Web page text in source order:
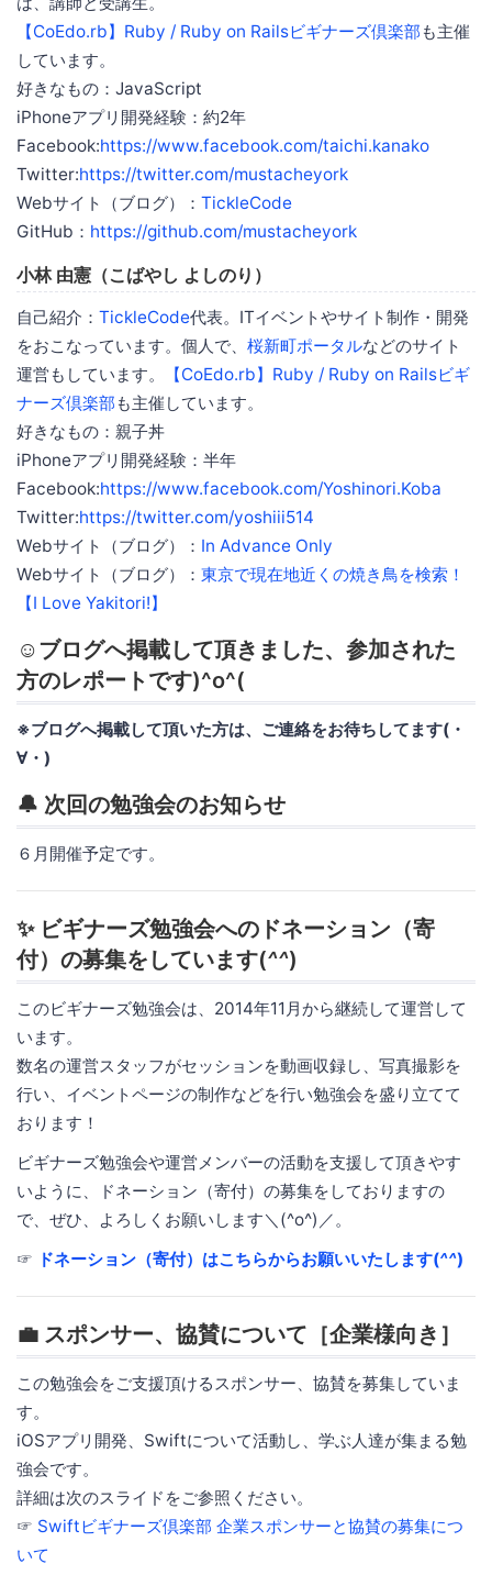
【CoEdo.rb】Ruby / Ruby on Railsビギナーズ倶楽部 も主催
しています。
好きなもの：JavaScript
iPhoneアプリ開発経験：約2年
Facebook:https://www.facebook.com/taichi.kanako
Twitter:https://twitter.com/mustacheyork
Webサイト（ブログ）： TickleCode
GitHub： https://github.com/mustacheyork
小林 由憲（こばやし よしのり）
自己紹介： TickleCode代表。ITイベントやサイト制作・開発
をおこなっています。個人で、 桜新町ポータルなどのサイト
運営もしています。
【CoEdo.rb】Ruby / Ruby on Railsビギ
ナーズ倶楽部 も主催しています。
好きなもの：親子丼
iPhoneアプリ開発経験：半年
Facebook:https://www.facebook.com/Yoshinori.Koba
Twitter:https://twitter.com/yoshiii514
Webサイト（ブログ）： In Advance Only
Webサイト（ブログ）： 東京で現在地近くの焼き鳥を検索！
【I Love Yakitori!】
☺️ブログへ掲載して頂きました、参加された
方のレポートです)^o^(
※ブログへ掲載して頂いた方は、ご連絡をお待ちしてます(・
∀・)
🔔 次回の勉強会のお知らせ
６月開催予定です。
✨ ビギナーズ勉強会へのドネーション（寄
付）の募集をしています(^^)
このビギナーズ勉強会は、2014年11月から継続して運営して
います。
数名の運営スタッフがセッションを動画収録し、写真撮影を
行い、イベントページの制作などを行い勉強会を盛り立てて
おります！
ビギナーズ勉強会や運営メンバーの活動を支援して頂きやす
いように、ドネーション（寄付）の募集をしておりますの
で、ぜひ、よろしくお願いします＼(^o^)／。
☞ ドネーション（寄付）はこちらからお願いいたします(^^)
💼 スポンサー、協賛について［企業様向き］
この勉強会をご支援頂けるスポンサー、協賛を募集していま
す。
iOSアプリ開発、Swiftについて活動し、学ぶ人達が集まる勉
強会です。
詳細は次のスライドをご参照ください。
☞ Swiftビギナーズ倶楽部 企業スポンサーと協賛の募集につ
いて